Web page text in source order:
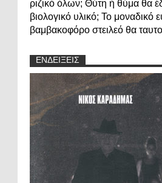
ριζικό όλων; Θύτη ή θύμα θα
βιολογικό υλικό; Το μοναδικό
βαμβακοφόρο στειλεό θα
ΕΝΔΕΙΞΕΙΣ